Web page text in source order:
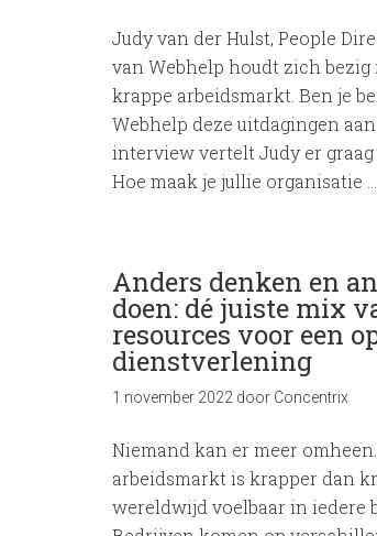
Judy van der Hulst, People
van Webhelp houdt zich bezig
krappe arbeidsmarkt. Ben je
Webhelp deze uitdagingen
interview vertelt Judy er graag
Hoe maak je jullie organisatie …
Anders denken en
doen: dé juiste mix
resources voor een
dienstverlening
1 november 2022 door Concentrix
Niemand kan er meer
arbeidsmarkt is krapper dan
wereldwijd voelbaar in iedere